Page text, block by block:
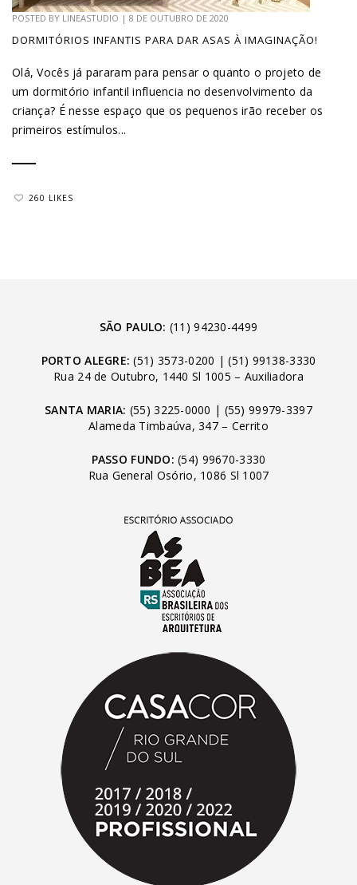
POSTED BY LINEASTUDIO | 8 DE OUTUBRO DE 2020
DORMITÓRIOS INFANTIS PARA DAR ASAS À IMAGINAÇÃO!
Olá, Vocês já pararam para pensar o quanto o projeto de
um dormitório infantil influencia no desenvolvimento da
criança? É nesse espaço que os pequenos irão receber os
primeiros estímulos...
260 LIKES
SÃO PAULO: (11) 94230-4499
PORTO ALEGRE: (51) 3573-0200 |(51) 99138-3330
Rua 24 de Outubro, 1440 Sl 1005 – Auxiliadora
SANTA MARIA: (55) 3225-0000 | (55) 99979-3397
Alameda Timbaúva, 347 – Cerrito
PASSO FUNDO: (54) 99670-3330
Rua General Osório, 1086 Sl 1007